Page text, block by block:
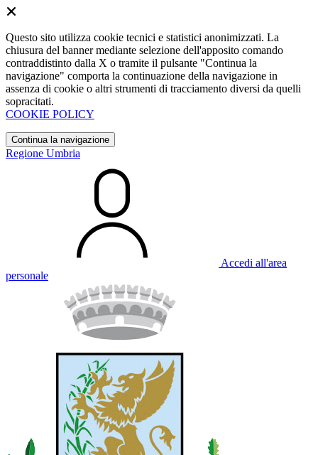
Questo sito utilizza cookie tecnici e statistici anonimizzati. La
chiusura del banner mediante selezione dell'apposito comando
contraddistinto dalla X o tramite il pulsante "Continua la
navigazione" comporta la continuazione della navigazione in
assenza di cookie o altri strumenti di tracciamento diversi da quelli
sopracitati.
COOKIE POLICY
Continua la navigazione
Regione Umbria
Accedi all'area
personale